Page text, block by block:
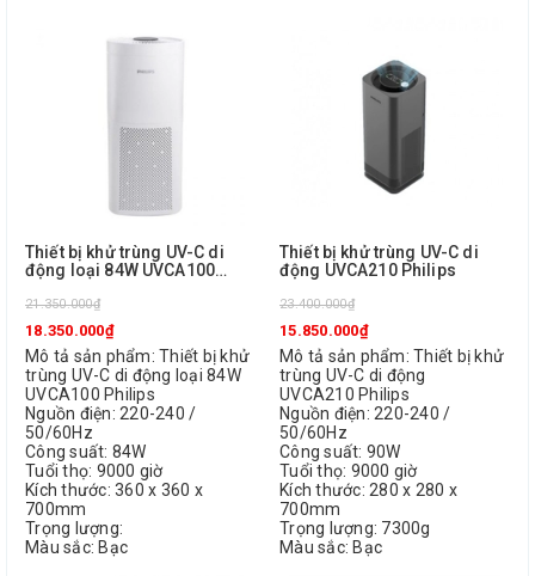
Thiết bị khử trùng UV-C di
động loại 84W UVCA100
21.350.000₫
18.350.000₫
Mô tả sản phẩm: Thiết bị khử
trùng UV-C di động loại 84W
UVCA100 Philips
Nguồn điện: 220-240 /
50/60Hz
Công suất: 84W
Tuổi thọ: 9000 giờ
Kích thước: 360 x 360 x
700mm
Trọng lượng:
Màu sắc: Bạc
Thiết bị khử trùng UV-C di
động UVCA210 Philips
23.400.000₫
15.850.000₫
Mô tả sản phẩm: Thiết bị khử
trùng UV-C di động
UVCA210 Philips
Nguồn điện: 220-240 /
50/60Hz
Công suất: 90W
Tuổi thọ: 9000 giờ
Kích thước: 280 x 280 x
700mm
Trọng lượng: 7300g
Màu sắc: Bạc